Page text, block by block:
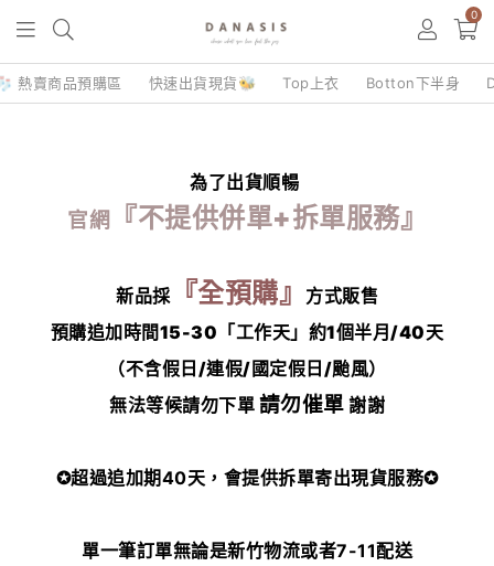
0
熱賣商品預購區 快速出貨現貨🐝 Top上衣 Botton下半身
為了出貨順暢
官網 『不提供併單+拆單服務』
新品採『全預購』
方式販售
預購追加時間15-30「工作天」約1個半月/40天
（不含假日/連假/國定假日/颱風）
無法等候請勿下單 請勿催單 謝謝
✪超過追加期40天，會提供拆單寄出現貨服務✪
單一筆訂單無論是新竹物流或者7-11配送